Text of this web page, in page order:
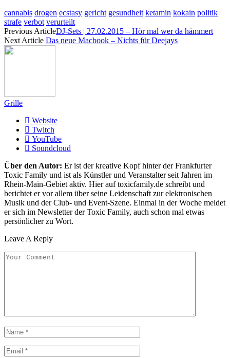
cannabis drogen ecstasy gericht gesundheit ketamin kokain politik
strafe verbot verurteilt
Previous ArticleDJ-Sets | 27.02.2015 – Hör mal wer da hämmert
Next Article Das neue Macbook – Nichts für Deejays
Grille
Website
Twitch
YouTube
Soundcloud
Über den Autor: Er ist der kreative Kopf hinter der Frankfurter
Toxic Family und ist als Künstler und Veranstalter seit Jahren im
Rhein-Main-Gebiet aktiv. Hier auf toxicfamily.de schreibt und
berichtet er vor allem über seine Leidenschaft zur elektronischen
Musik und der Club- und Event-Szene. Einmal in der Woche meldet
er sich im Newsletter der Toxic Family, auch schon mal etwas
persönlicher zu Wort.
Leave A Reply